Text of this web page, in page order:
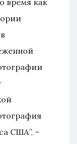
время как
США”, –